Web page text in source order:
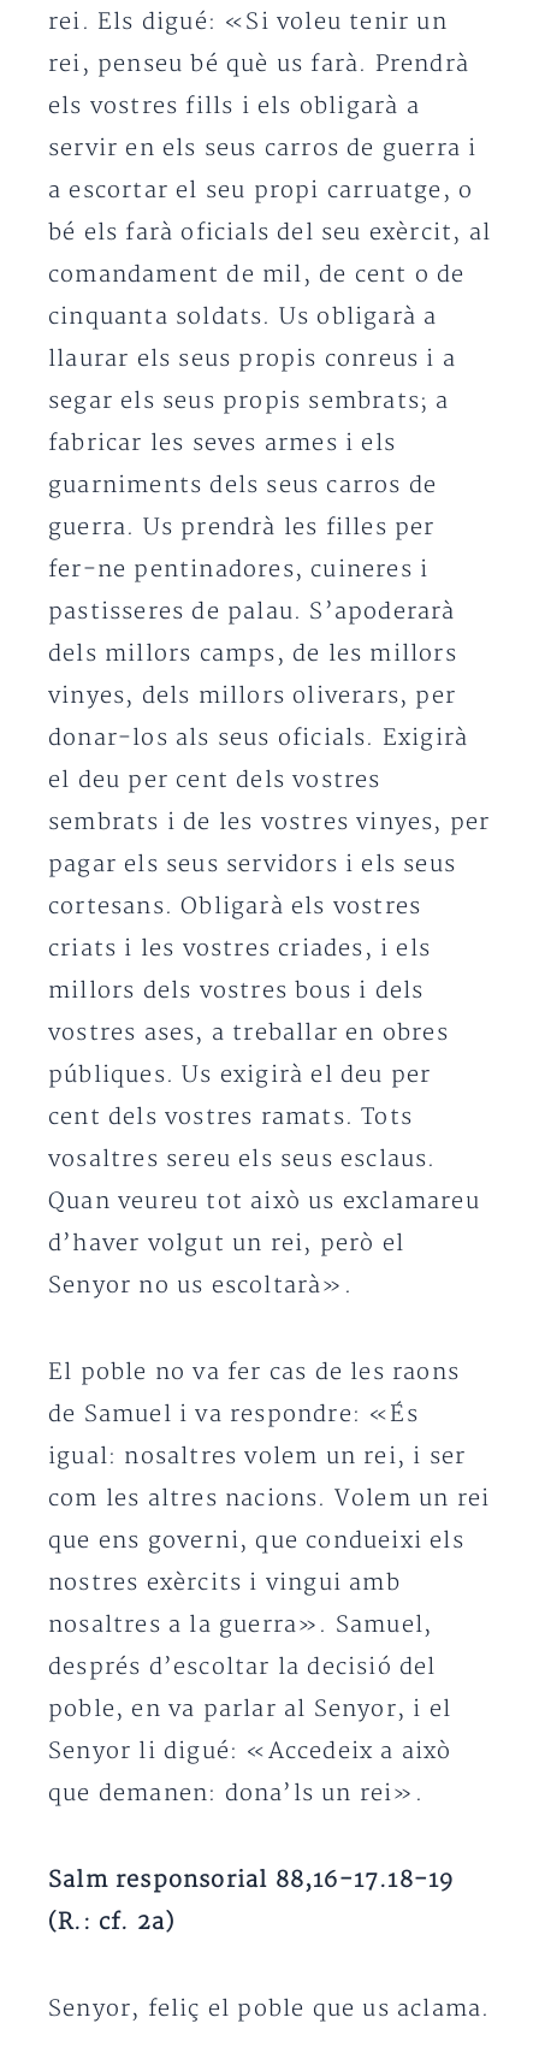
rei. Els digué: «Si voleu tenir un
rei, penseu bé què us farà. Prendrà
els vostres fills i els obligarà a
servir en els seus carros de guerra i
a escortar el seu propi carruatge, o
bé els farà oficials del seu exèrcit, al
comandament de mil, de cent o de
cinquanta soldats. Us obligarà a
llaurar els seus propis conreus i a
segar els seus propis sembrats; a
fabricar les seves armes i els
guarniments dels seus carros de
guerra. Us prendrà les filles per
fer-ne pentinadores, cuineres i
pastisseres de palau. S’apoderarà
dels millors camps, de les millors
vinyes, dels millors oliverars, per
donar-los als seus oficials. Exigirà
el deu per cent dels vostres
sembrats i de les vostres vinyes, per
pagar els seus servidors i els seus
cortesans. Obligarà els vostres
criats i les vostres criades, i els
millors dels vostres bous i dels
vostres ases, a treballar en obres
públiques. Us exigirà el deu per
cent dels vostres ramats. Tots
vosaltres sereu els seus esclaus.
Quan veureu tot això us exclamareu
d’haver volgut un rei, però el
Senyor no us escoltarà».
El poble no va fer cas de les raons
de Samuel i va respondre: «És
igual: nosaltres volem un rei, i ser
com les altres nacions. Volem un rei
que ens governi, que condueixi els
nostres exèrcits i vingui amb
nosaltres a la guerra». Samuel,
després d’escoltar la decisió del
poble, en va parlar al Senyor, i el
Senyor li digué: «Accedeix a això
que demanen: dona’ls un rei».
Salm responsorial 88,16-17.18-19
(R.: cf. 2a)
Senyor, feliç el poble que us aclama.